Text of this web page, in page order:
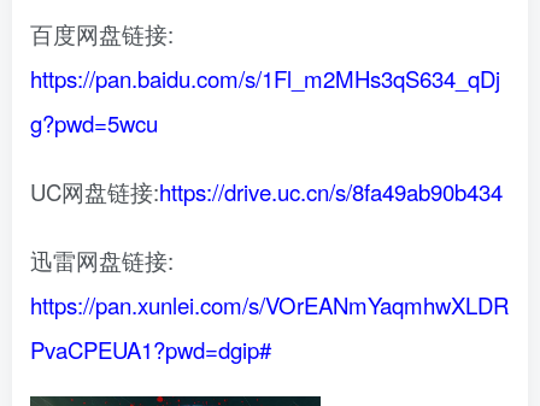
百度网盘链接:
https://pan.baidu.com/s/1Fl_m2MHs3qS634_qDj
g?pwd=5wcu
UC网盘链接:https://drive.uc.cn/s/8fa49ab90b434
迅雷网盘链接:
https://pan.xunlei.com/s/VOrEANmYaqmhwXLDR
PvaCPEUA1?pwd=dgip#